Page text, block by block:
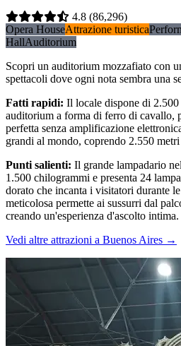
4.8 (86,296)
Opera HouseAttrazione turistica
HallAuditorium
Scopri un auditorium mozzafiato con
spettacoli dove ogni nota sembra una
Fatti rapidi: Il locale dispone di 2.500
auditorium a forma di ferro di cavallo,
perfetta senza amplificazione
grandi al mondo, coprendo 2.550
Punti salienti: Il grande lampadario
1.500 chilogrammi e presenta 24
dorato che incanta i visitatori durante
meticolosa permette ai sussurri dal
creando un'esperienza d'ascolto intima.
Vedi altre attrazioni a Buenos Aires →